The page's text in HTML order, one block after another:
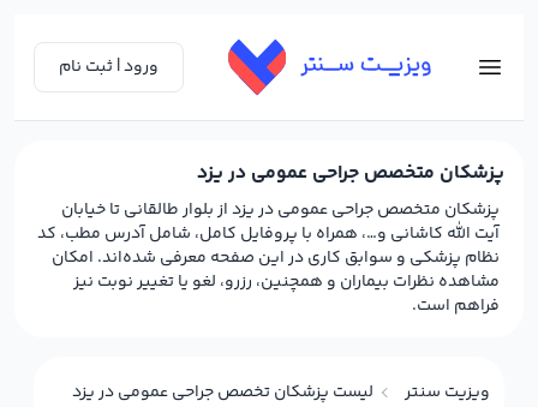
ورود | ثبت نام
پزشکان متخصص جراحی عمومی در یزد
پزشکان متخصص جراحی عمومی در یزد از بلوار طالقانی تا خیابان
آیت الله کاشانی و…، همراه با پروفایل کامل، شامل آدرس مطب، کد
نظام پزشکی و سوابق کاری در این صفحه معرفی شده‌اند. امکان
مشاهده نظرات بیماران و همچنین، رزرو، لغو یا تغییر نوبت نیز
فراهم است.
ویزیت سنتر لیست پزشکان تخصص جراحی عمومی در یزد